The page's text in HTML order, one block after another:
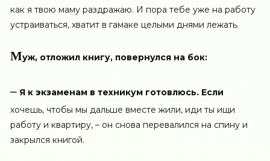
как я твою маму раздражаю. И пора тебе уже на работу
устраиваться, хватит в гамаке целыми днями лежать.
Муж, отложил книгу, повернулся на бок:
– Я к экзаменам в техникум готовлюсь. Если
хочешь, чтобы мы дальше вместе жили, иди ты ищи
работу и квартиру, – он снова перевалился на спину и
закрылся книгой.